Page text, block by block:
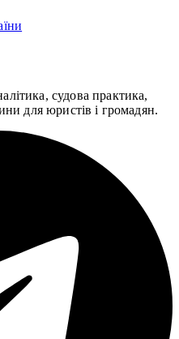
судова практика,
для юристів і громадян.